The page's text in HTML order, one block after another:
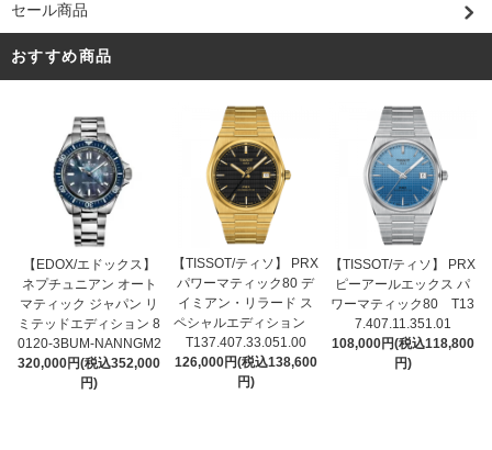
セール商品
おすすめ商品
【EDOX/エドックス】
ネプチュニアン オート
マティック ジャパン リ
ミテッドエディション 8
0120-3BUM-NANNGM2
320,000円(税込352,000
円)
【TISSOT/ティソ】 PRX
パワーマティック80 デ
イミアン・リラード ス
ペシャルエディション
T137.407.33.051.00
126,000円(税込138,600
円)
【TISSOT/ティソ】 PRX
ピーアールエックス パ
ワーマティック80 T13
7.407.11.351.01
108,000円(税込118,800
円)